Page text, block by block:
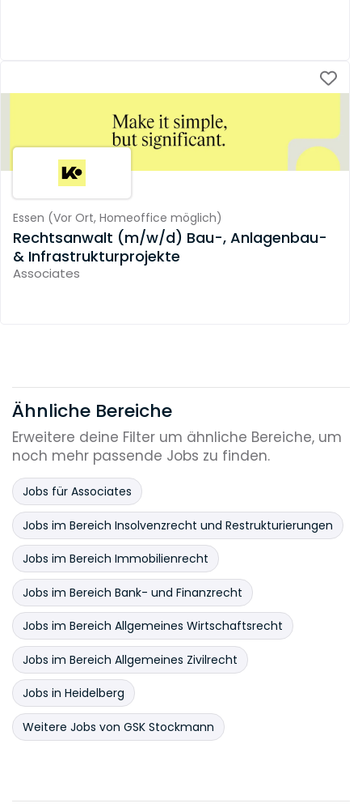
Essen (Vor Ort, Homeoffice möglich)
Rechtsanwalt (m/w/d) Bau-, Anlagenbau-
& Infrastrukturprojekte
Associates
Ähnliche Bereiche
Erweitere deine Filter um ähnliche Bereiche, um
noch mehr passende Jobs zu finden.
Jobs für Associates
Jobs im Bereich Insolvenzrecht und Restrukturierungen
Jobs im Bereich Immobilienrecht
Jobs im Bereich Bank- und Finanzrecht
Jobs im Bereich Allgemeines Wirtschaftsrecht
Jobs im Bereich Allgemeines Zivilrecht
Jobs in Heidelberg
Weitere Jobs von GSK Stockmann